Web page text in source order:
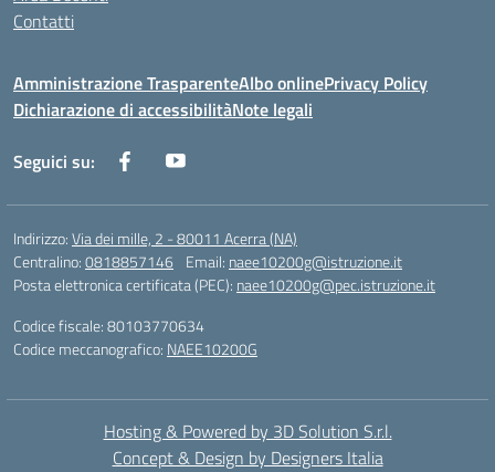
Contatti
Amministrazione TrasparenteAlbo onlinePrivacy Policy
Dichiarazione di accessibilitàNote legali
Seguici su:
Indirizzo:Via dei mille, 2 - 80011 Acerra (NA)
Centralino:0818857146 Email: naee10200g@istruzione.it
Posta elettronica certificata (PEC): naee10200g@pec.istruzione.it
Codice fiscale: 80103770634
Codice meccanografico: NAEE10200G
Hosting & Powered by 3D Solution S.r.l.
Concept & Design by Designers Italia